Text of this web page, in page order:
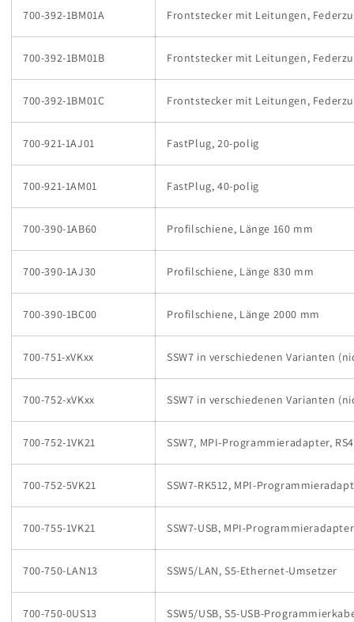
700-392-1BM01A Frontstecker mit Leitungen,
700-392-1BM01B Frontstecker mit Leitungen,
700-392-1BM01C Frontstecker mit Leitungen,
700-921-1AJ01 FastPlug, 20-polig
700-921-1AM01 FastPlug, 40-polig
700-390-1AB60 Profilschiene, Länge 160 mm
700-390-1AJ30 Profilschiene, Länge 830 mm
700-390-1BC00 Profilschiene, Länge 2000 mm
700-751-xVKxx SSW7 in verschiedenen Varianten
700-752-xVKxx SSW7 in verschiedenen Varianten
700-752-1VK21 SSW7, MPI-Programmieradapter,
700-752-5VK21 SSW7-RK512, MPI-
700-755-1VK21 SSW7-USB, MPI-
700-750-LAN13 SSW5/LAN, S5-Ethernet-Umsetzer
700-750-0US13 SSW5/USB, S5-USB-